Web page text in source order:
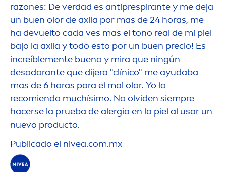
razones: De verdad es antiprespirante y me deja
un buen olor de axila por mas de 24 horas, me
ha devuelto cada ves mas el tono real de mi piel
bajo la axila y todo esto por un buen precio! Es
increíblemente bueno y mira que ningún
desodorante que dijera "clínico" me ayudaba
mas de 6 horas para el mal olor. Yo lo
recomiendo muchísimo. No olviden siempre
hacerse la prueba de alergia en la piel al usar un
nuevo producto.
Publicado el nivea.com.mx